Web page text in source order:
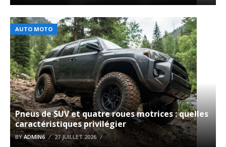
AUTO MOTO
Pneus de SUV et quatre roues motrices : quelles
caractéristiques privilégier
BYADMIN6 27 JUILLET 2026